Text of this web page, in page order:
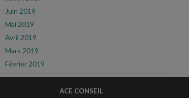
Juin 2019
Mai 2019
Avril 2019
Mars 2019
Février 2019
ACE CONSEIL